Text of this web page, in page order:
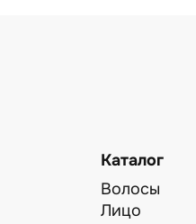
Каталог
Волосы
Лицо